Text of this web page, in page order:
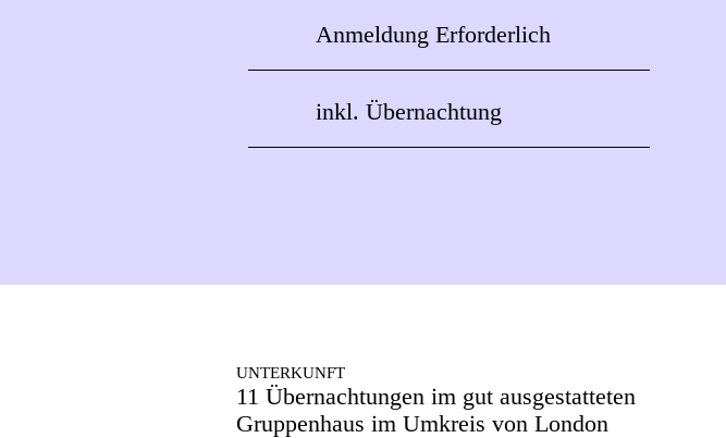
Anmeldung Erforderlich
inkl. Übernachtung
UNTERKUNFT
11 Übernachtungen im gut ausgestatteten
Gruppenhaus im Umkreis von London